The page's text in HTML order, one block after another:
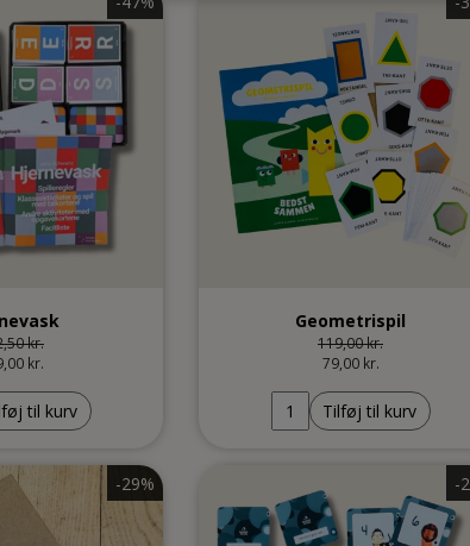
kr.
kr.
til kurv
Geometrispil
119,00 kr.
79,00 kr.
Tilføj til kurv
-29% -